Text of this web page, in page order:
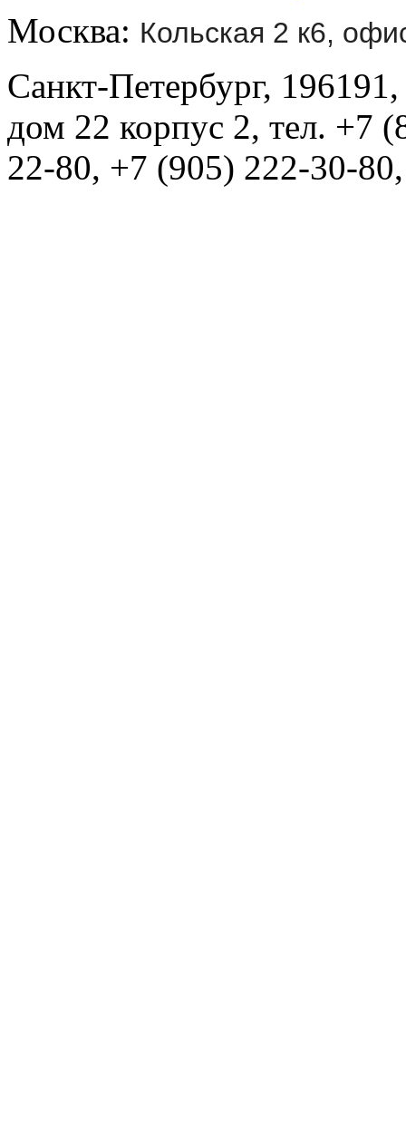
Москва: Кольская 2 к6,
Санкт-Петербург,
дом 22 корпус 2, тел. +7
22-80, +7 (905) 222-30-